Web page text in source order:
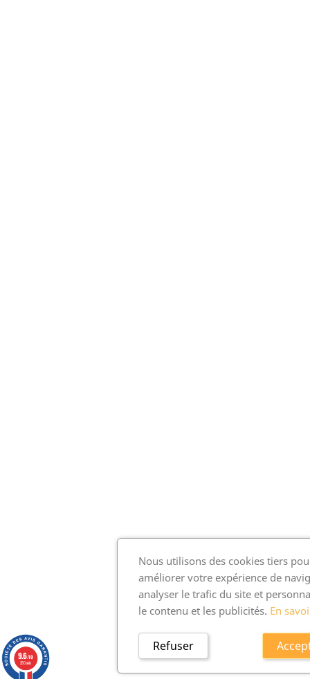
Nous utilisons des cookies tiers
améliorer votre expérience de
analyser le trafic du site et
le contenu et les publicités. En
Refuser
9.6/10
250 avis